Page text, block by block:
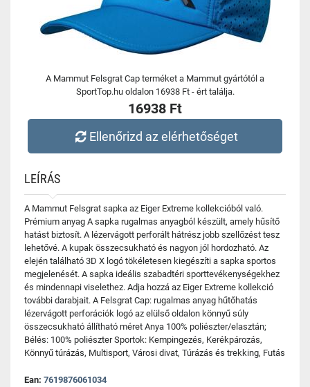
A Mammut Felsgrat Cap terméket a Mammut gyártótól a
SportTop.hu oldalon 16938 Ft - ért találja.
16938 Ft
Ellenőrizd az elérhetőséget
LEÍRÁS
A Mammut Felsgrat sapka az Eiger Extreme kollekcióból való.
Prémium anyag A sapka rugalmas anyagból készült, amely hűsítő
hatást biztosít. A lézervágott perforált hátrész jobb szellőzést tesz
lehetővé. A kupak összecsukható és nagyon jól hordozható. Az
elején található 3D X logó tökéletesen kiegészíti a sapka sportos
megjelenését. A sapka ideális szabadtéri sporttevékenységekhez
és mindennapi viselethez. Adja hozzá az Eiger Extreme kollekció
további darabjait. A Felsgrat Cap: rugalmas anyag hűtőhatás
lézervágott perforációk logó az elülső oldalon könnyű súly
összecsukható állítható méret Anya 100% poliészter/elasztán;
Bélés: 100% poliészter Sportok: Kempingezés, Kerékpározás,
Könnyű túrázás, Multisport, Városi divat, Túrázás és trekking, Futás
Ean: 7619876061034